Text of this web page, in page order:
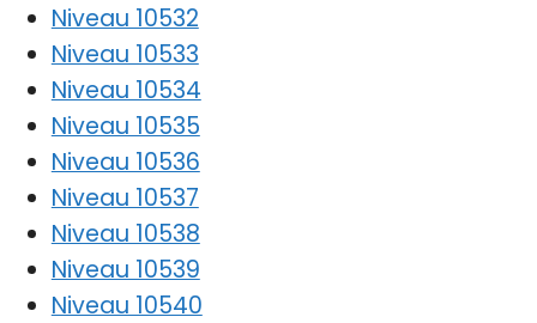
Niveau 10532
Niveau 10533
Niveau 10534
Niveau 10535
Niveau 10536
Niveau 10537
Niveau 10538
Niveau 10539
Niveau 10540